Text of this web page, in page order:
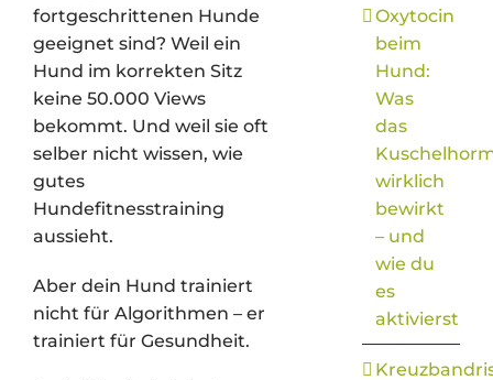
fortgeschrittenen Hunde
geeignet sind? Weil ein
Hund im korrekten Sitz
keine 50.000 Views
bekommt. Und weil sie oft
selber nicht wissen, wie
gutes
Hundefitnesstraining
aussieht.
Aber dein Hund trainiert
nicht für Algorithmen – er
trainiert für Gesundheit.
Oxytocin
beim
Hund:
Was
das
wirklich
bewirkt
– und
wie du
es
aktivierst